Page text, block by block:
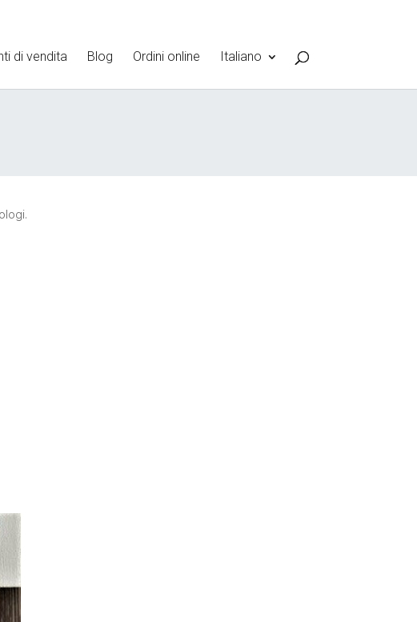
di vendita Blog Ordini online Italiano